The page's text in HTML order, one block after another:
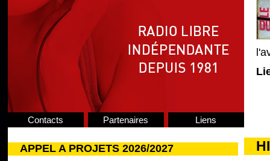
Contacts Partenaires Liens
APPEL A PROJETS 2026/2027